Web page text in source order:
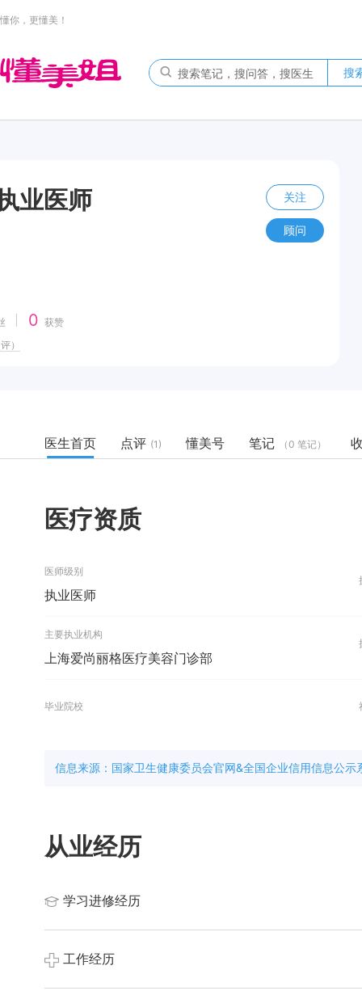
懂你，更懂美！
搜
业医师
0 获赞
）
关注
顾问
医生首页 点评 (1) 懂美号 笔记 （0 笔记）
医疗资质
医师级别
执业医师
主要执业机构
上海爱尚丽格医疗美容门诊部
毕业院校
信息来源：国家卫生健康委员会官网&全国企业信用信息公
从业经历
学习进修经历
工作经历